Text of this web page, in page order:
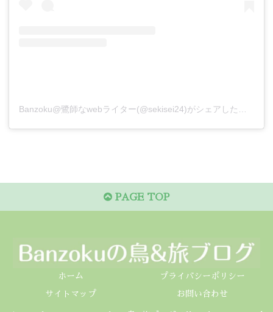
PAGE TOP
ホーム プライバシーポリシー
サイトマップ お問い合わせ